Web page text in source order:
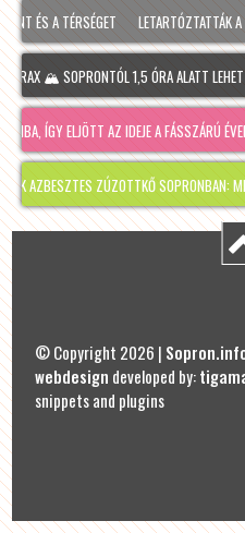
ÉS A TÉRSÉGET LETARTÓZTATTÁK A
🏔️ SOPRONTÓL 1,5 ÓRA ALATT LEHET
ÍGY ELJÖTT AZ IDEJE A FÁSSZÁRÚ ÉVELŐK
ZÚZOTTKŐ SOPRONBAN: MIÉRT
© Copyright 2026 |
webdesign developed by:
snippets and plugins